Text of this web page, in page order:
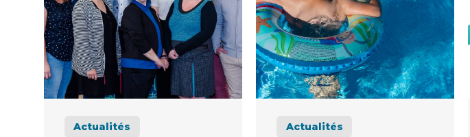
Actualités Actualités